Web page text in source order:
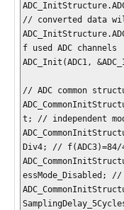
// converted data
f used ADC channels
ADC_Init(ADC1,
// ADC common
t; // independent
Div4; // f(ADC3)=84/
essMode_Disabled; //